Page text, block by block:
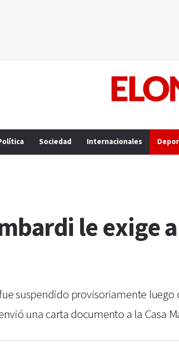
Sociedad Internacionales
le exige
suspendido provisoriamente
una carta documento a la Casa